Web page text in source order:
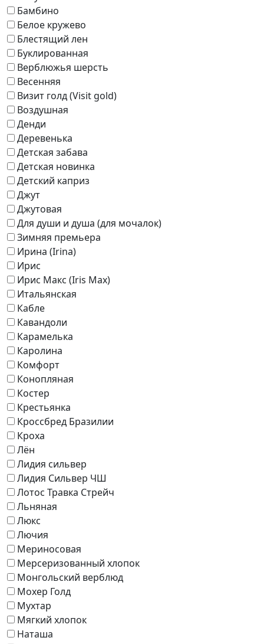
Бамбино
Белое кружево
Блестящий лен
Буклированная
Верблюжья шерсть
Весенняя
Визит голд (Visit gold)
Воздушная
Денди
Деревенька
Детская забава
Детская новинка
Детский каприз
Джут
Джутовая
Для души и душа (для мочалок)
Зимняя премьера
Ирина (Irina)
Ирис
Ирис Макс (Iris Max)
Итальянская
Кабле
Кавандоли
Карамелька
Каролина
Комфорт
Конопляная
Костер
Крестьянка
Кроссбред Бразилии
Кроха
Лён
Лидия сильвер
Лидия Сильвер ЧШ
Лотос Травка Стрейч
Льняная
Люкс
Лючия
Мериносовая
Мерсеризованный хлопок
Монгольский верблюд
Мохер Голд
Мухтар
Мягкий хлопок
Наташа